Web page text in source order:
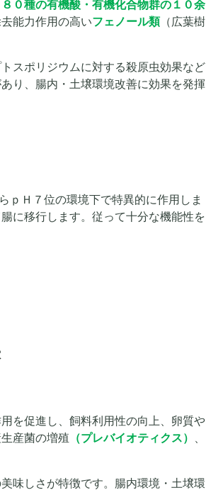
０種の有機酸・有機化合物群の１０余
能力作用の高いフェノール類（広葉樹
スポリジウムに対する殺原虫効果など
り、腸内・土壌環境改善に効果を発揮
ｐＨ７位の環境下で特異的に作用しま
に移行します。従って十分な機能性を
を促進し、飼料利用性の向上、卵質や
産菌の増殖 （プレバイオティクス）
味しさが特徴です。腸内環境・土壌環